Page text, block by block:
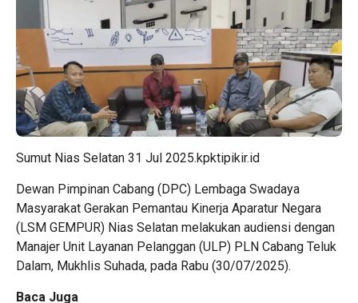
Sumut Nias Selatan 31 Jul 2025.kpktipikir.id
Dewan Pimpinan Cabang (DPC) Lembaga Swadaya
Masyarakat Gerakan Pemantau Kinerja Aparatur Negara
(LSM GEMPUR) Nias Selatan melakukan audiensi dengan
Manajer Unit Layanan Pelanggan (ULP) PLN Cabang Teluk
Dalam, Mukhlis Suhada, pada Rabu (30/07/2025).
Baca Juga